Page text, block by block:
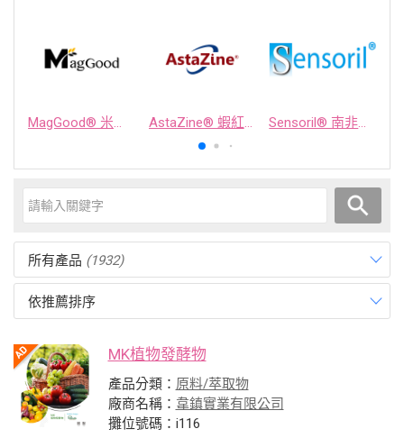
MagGood® 米源鎂® 米糠濃縮物 AstaZine® 蝦紅素 Sensoril® 南非醉茄萃取物
所有產品 (1932)
依推薦排序
MK植物發酵物
產品分類： 原料/萃取物
廠商名稱： 韋鎮實業有限公司
攤位號碼：i116